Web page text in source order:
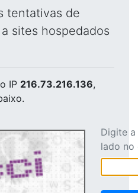
tentativas de
sites hospedados
IP 216.73.216.136,
Digite
lado no